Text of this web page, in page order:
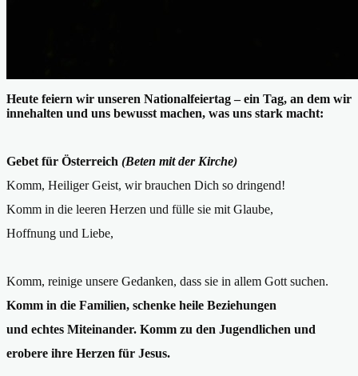
Heute feiern wir unseren Nationalfeiertag – ein Tag, an dem wir
innehalten und uns bewusst machen, was uns stark macht:
Gebet für Österreich (Beten mit der Kirche)
Komm, Heiliger Geist, wir brauchen Dich so dringend!
Komm in die leeren Herzen und fülle sie mit Glaube,
Hoffnung und Liebe,
Komm, reinige unsere Gedanken, dass sie in allem Gott suchen.
Komm in die Familien, schenke heile Beziehungen
und echtes Miteinander. Komm zu den Jugendlichen und
erobere ihre Herzen für Jesus.